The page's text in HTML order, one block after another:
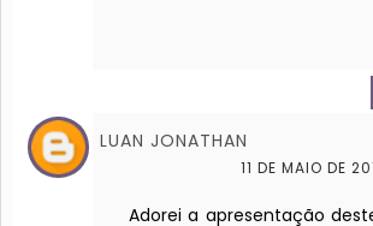
LUAN JONATHAN
11 DE MAIO DE
Adorei a apresentação